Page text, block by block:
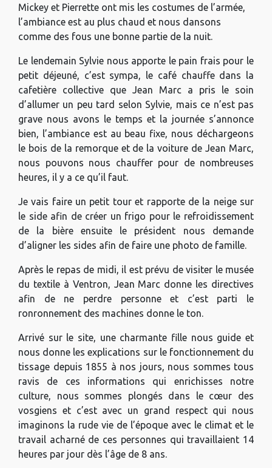
Mickey et Pierrette ont mis les costumes de l’armée,
l’ambiance est au plus chaud et nous dansons
comme des fous une bonne partie de la nuit.
Le lendemain Sylvie nous apporte le pain frais pour le
petit déjeuné, c’est sympa, le café chauffe dans la
cafetière collective que Jean Marc a pris le soin
d’allumer un peu tard selon Sylvie, mais ce n’est pas
grave nous avons le temps et la journée s’annonce
bien, l’ambiance est au beau fixe, nous déchargeons
le bois de la remorque et de la voiture de Jean Marc,
nous pouvons nous chauffer pour de nombreuses
heures, il y a ce qu’il faut.
Je vais faire un petit tour et rapporte de la neige sur
le side afin de créer un frigo pour le refroidissement
de la bière ensuite le président nous demande
d’aligner les sides afin de faire une photo de famille.
Après le repas de midi, il est prévu de visiter le musée
du textile à Ventron, Jean Marc donne les directives
afin de ne perdre personne et c’est parti le
ronronnement des machines donne le ton.
Arrivé sur le site, une charmante fille nous guide et
nous donne les explications sur le fonctionnement du
tissage depuis 1855 à nos jours, nous sommes tous
ravis de ces informations qui enrichisses notre
culture, nous sommes plongés dans le cœur des
vosgiens et c’est avec un grand respect qui nous
imaginons la rude vie de l’époque avec le climat et le
travail acharné de ces personnes qui travaillaient 14
heures par jour dès l’âge de 8 ans.